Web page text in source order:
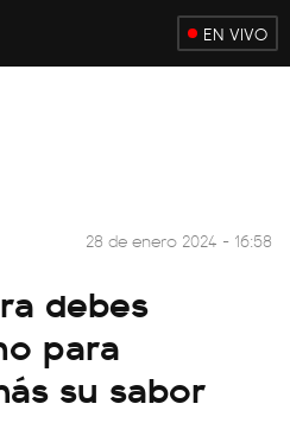
EN VIVO
28 de enero 2024 - 16:58
debes
para
su sabor